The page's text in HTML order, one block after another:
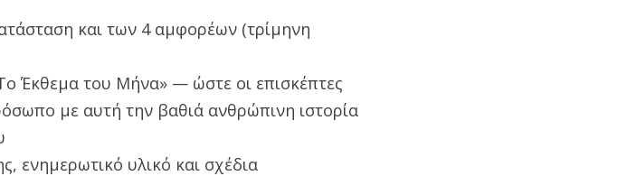
και των 4 αμφορέων (τρίμηνη
Έκθεμα του Μήνα» — ώστε οι επισκέπτες
με αυτή την βαθιά ανθρώπινη ιστορία
ενημερωτικό υλικό και σχέδια